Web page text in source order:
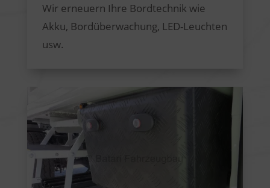
Wir erneuern Ihre Bordtechnik wie
Akku, Bordüberwachung, LED-Leuchten
usw.